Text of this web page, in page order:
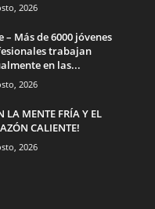
2026
– Más de 6000 jóvenes
trabajan
en las...
2026
LA MENTE FRÍA Y EL
CALIENTE!
2026